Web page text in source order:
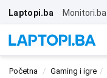
Laptopi.ba Monitori.ba
Početna Gaming i igre